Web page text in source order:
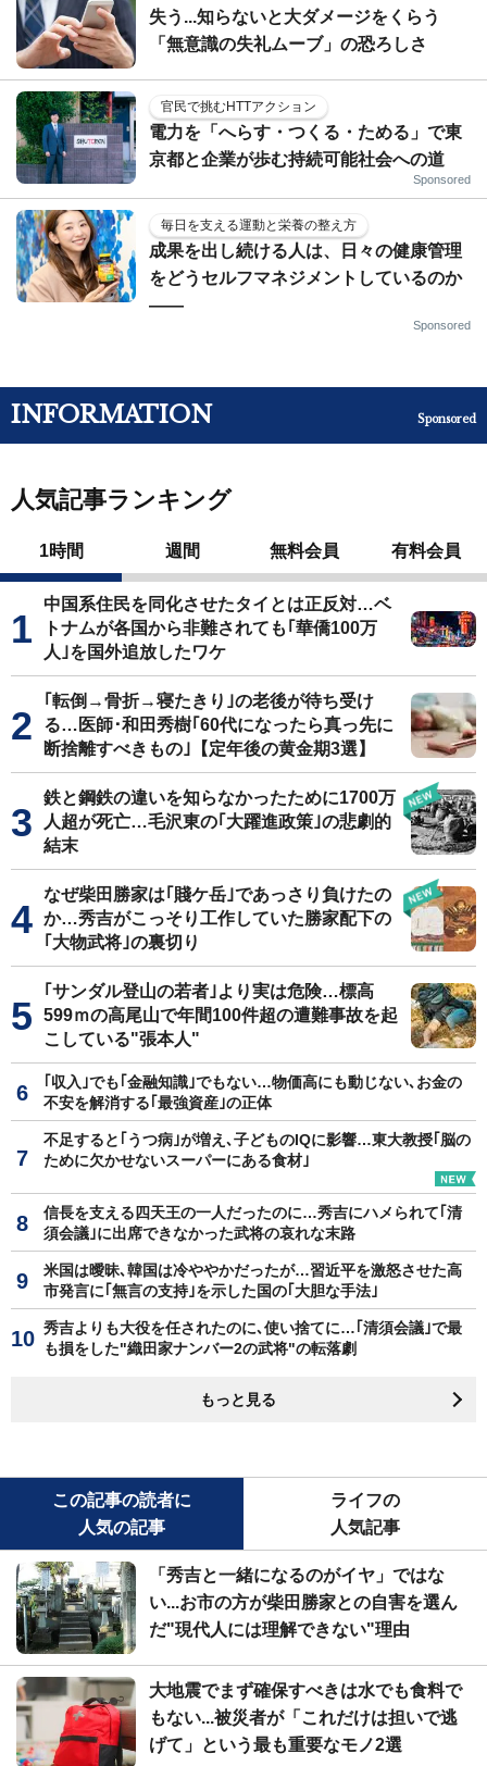
失う...知らないと大ダメージをくらう
「無意識の失礼ムーブ」の恐ろしさ
官民で挑むHTTアクション
電力を「へらす・つくる・ためる」で東
京都と企業が歩む持続可能社会への道
Sponsored
毎日を支える運動と栄養の整え方
成果を出し続ける人は、日々の健康管理
をどうセルフマネジメントしているのか
——
Sponsored
INFORMATION Sponsored
人気記事ランキング
1時間 週間 無料会員 有料会員
中国系住民を同化させたタイとは正反対…ベ
トナムが各国から非難されても｢華僑100万
人｣を国外追放したワケ
｢転倒→骨折→寝たきり｣の老後が待ち受け
る…医師･和田秀樹｢60代になったら真っ先に
断捨離すべきもの｣【定年後の黄金期3選】
鉄と鋼鉄の違いを知らなかったために1700万
人超が死亡…毛沢東の｢大躍進政策｣の悲劇的
結末
なぜ柴田勝家は｢賤ケ岳｣であっさり負けたの
か…秀吉がこっそり工作していた勝家配下の
｢大物武将｣の裏切り
｢サンダル登山の若者｣より実は危険…標高
599ｍの高尾山で年間100件超の遭難事故を起
こしている"張本人"
｢収入｣でも｢金融知識｣でもない…物価高にも動じない､お金の
不安を解消する｢最強資産｣の正体
不足すると｢うつ病｣が増え､子どものIQに影響…東大教授｢脳の
ために欠かせないスーパーにある食材｣
信長を支える四天王の一人だったのに…秀吉にハメられて｢清
須会議｣に出席できなかった武将の哀れな末路
米国は曖昧､韓国は冷ややかだったが…習近平を激怒させた高
市発言に｢無言の支持｣を示した国の｢大胆な手法｣
秀吉よりも大役を任されたのに､使い捨てに…｢清須会議｣で最
も損をした"織田家ナンバー2の武将"の転落劇
もっと見る
この記事の読者に
人気の記事
ライフの
人気記事
「秀吉と一緒になるのがイヤ」ではな
い...お市の方が柴田勝家との自害を選ん
だ"現代人には理解できない"理由
大地震でまず確保すべきは水でも食料で
もない...被災者が「これだけは担いで逃
げて」という最も重要なモノ2選